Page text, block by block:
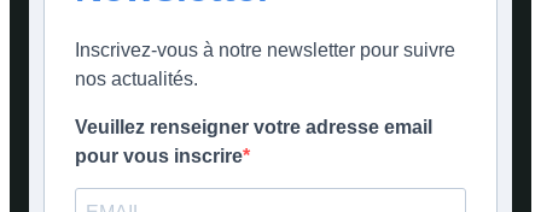
Inscrivez-vous à notre newsletter pour suivre
nos actualités.
Veuillez renseigner votre adresse email
pour vous inscrire